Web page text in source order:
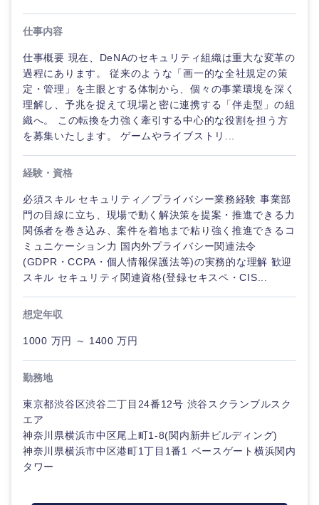
仕事内容
仕事概要 現在、DeNAのセキュリティ組織は重大な変革の
過程にあります。 従来のような「画一的な全社規定の策
定・管理」を主眼とする体制から、個々の事業環境を深く
理解し、予兆を捉えて現場と密に連携する「伴走型」の組
織へ。 この転換を力強く牽引する中心的な役割を担う方
を募集いたします。 ゲームやライブストリ...
経験・資格
必須スキル セキュリティ／プライバシー業務経験 事業部
門の目線に立ち、現場で動く解決策を提案・推進できる力
関係者を巻き込み、案件を着地まで粘り強く推進できるコ
ミュニケーション力 国内外プライバシー関連法令
(GDPR・CCPA・個人情報保護法等)の実務的な理解 歓迎
スキル セキュリティ関連資格(登録セキスペ・CIS...
想定年収
1000 万円 ～ 1400 万円
勤務地
東京都渋谷区渋谷二丁目24番12号 渋谷スクランブルスク
エア
神奈川県横浜市中区尾上町1-8(関内新井ビルディング)
神奈川県横浜市中区港町1丁目1番1 ベースゲート横浜関内
タワー